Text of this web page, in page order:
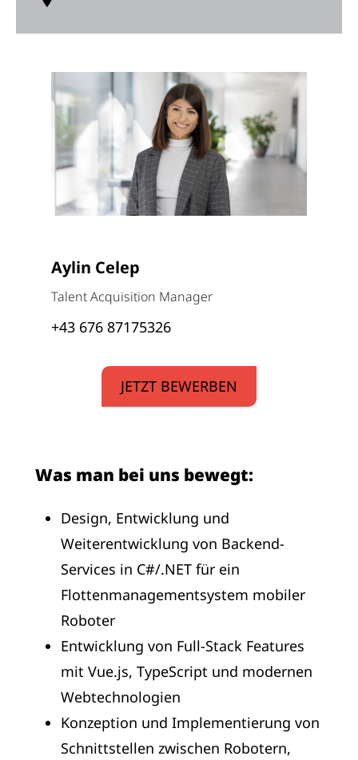
Aylin Celep
Talent Acquisition Manager
+43 676 87175326
JETZT BEWERBEN
Was man bei uns bewegt:
Design, Entwicklung und
Weiterentwicklung von Backend-
Services in C#/.NET für ein
Flottenmanagementsystem mobiler
Roboter
Entwicklung von Full-Stack Features
mit Vue.js, TypeScript und modernen
Webtechnologien
Konzeption und Implementierung von
Schnittstellen zwischen Robotern,